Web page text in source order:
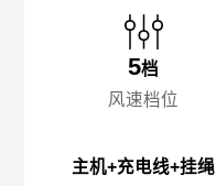
5档
风速档位
主机+充电线+挂绳